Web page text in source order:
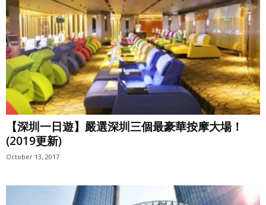
【深圳一日遊】嚴選深圳三個最豪華按摩大場！
(2019更新)
October 13, 2017